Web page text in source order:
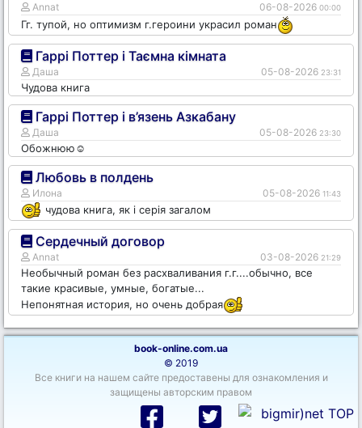
Annat 06-08-2026 00:00
Гг. тупой, но оптимизм г.героини украсил роман
Гаррі Поттер і Таємна кімната
Даша 05-08-2026 23:31
Чудова книга
Гаррі Поттер і в’язень Азкабану
Даша 05-08-2026 23:30
Обожнюю☺️
Любовь в полдень
Илона 05-08-2026 11:43
чудова книга, як і серія загалом
Сердечный договор
Annat 03-08-2026 21:29
Необычный роман без расхваливания г.г....обычно, все
такие красивые, умные, богатые...
Непонятная история, но очень добрая
book-online.com.ua
© 2019
Все книги на нашем сайте предоставены для ознакомления и
защищены авторским правом